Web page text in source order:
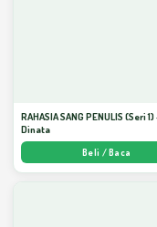
RAHASIA SANG PENULIS (Seri
Dinata
Beli / Baca